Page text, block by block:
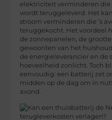
elektriciteit verminderen
wordt teruggeleverd. Het
stroom verminderen die ’s
teruggekocht. Het voordeel
de zonnepanelen, de
gewoonten van het
de energieleverancier en de
hoeveelheid zonlicht. Toch
eenvoudig: een batterij zet
midden op de dag om in
avond.